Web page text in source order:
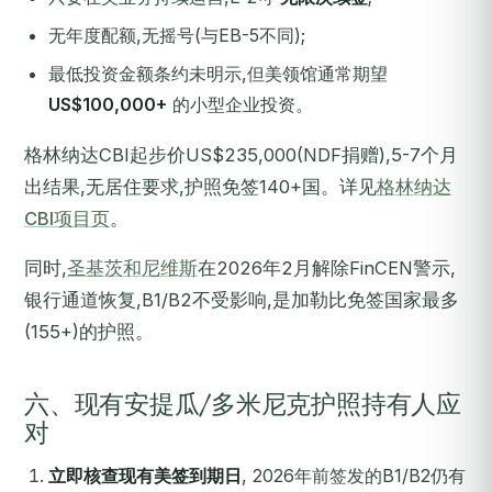
无年度配额,无摇号(与EB-5不同);
最低投资金额条约未明示,但美领馆通常期望
US$100,000+ 的小型企业投资。
格林纳达CBI起步价US$235,000(NDF捐赠),5-7个月
出结果,无居住要求,护照免签140+国。详见格林纳达
CBI项目页。
同时,圣基茨和尼维斯在2026年2月解除FinCEN警示,
银行通道恢复,B1/B2不受影响,是加勒比免签国家最多
(155+)的护照。
六、现有安提瓜/多米尼克护照持有人应
对
立即核查现有美签到期日, 2026年前签发的B1/B2仍有